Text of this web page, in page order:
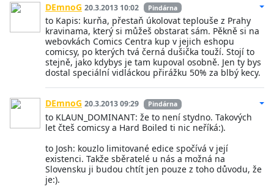
DEmnoG 20.3.2013 10:02 Pindárna
to Kapis: kurňa, přestaň úkolovat teplouše z Prahy
kravinama, který si můžeš obstarat sám. Pěkně si na
webovkách Comics Centra kup v jejich eshopu
comicsy, po kterých tvá černá dušička touží. Stojí to
stejně, jako kdybys je tam kupoval osobně. Jen ty bys
dostal speciální vidláckou přirážku 50% za blbý kecy.
DEmnoG 20.3.2013 09:29 Pindárna
to KLAUN_DOMINANT: že to není stydno. Takových
let čteš comicsy a Hard Boiled ti nic neříká:).
to Josh: kouzlo limitované edice spočívá v její
existenci. Takže sběratelé u nás a možná na
Slovensku ji budou chtít jen pouze z toho důvodu, že
je:).